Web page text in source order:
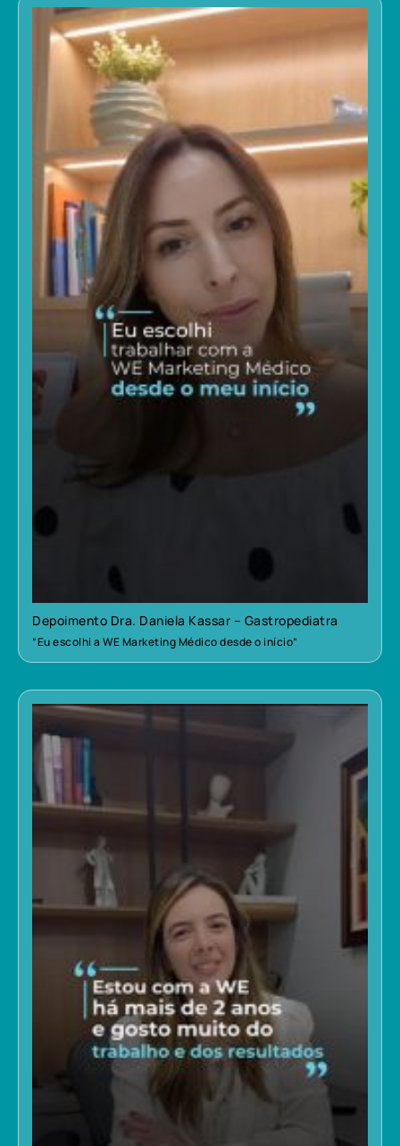
Depoimento Dra. Daniela Kassar – Gastropediatra
“Eu escolhi a WE Marketing Médico desde o início”